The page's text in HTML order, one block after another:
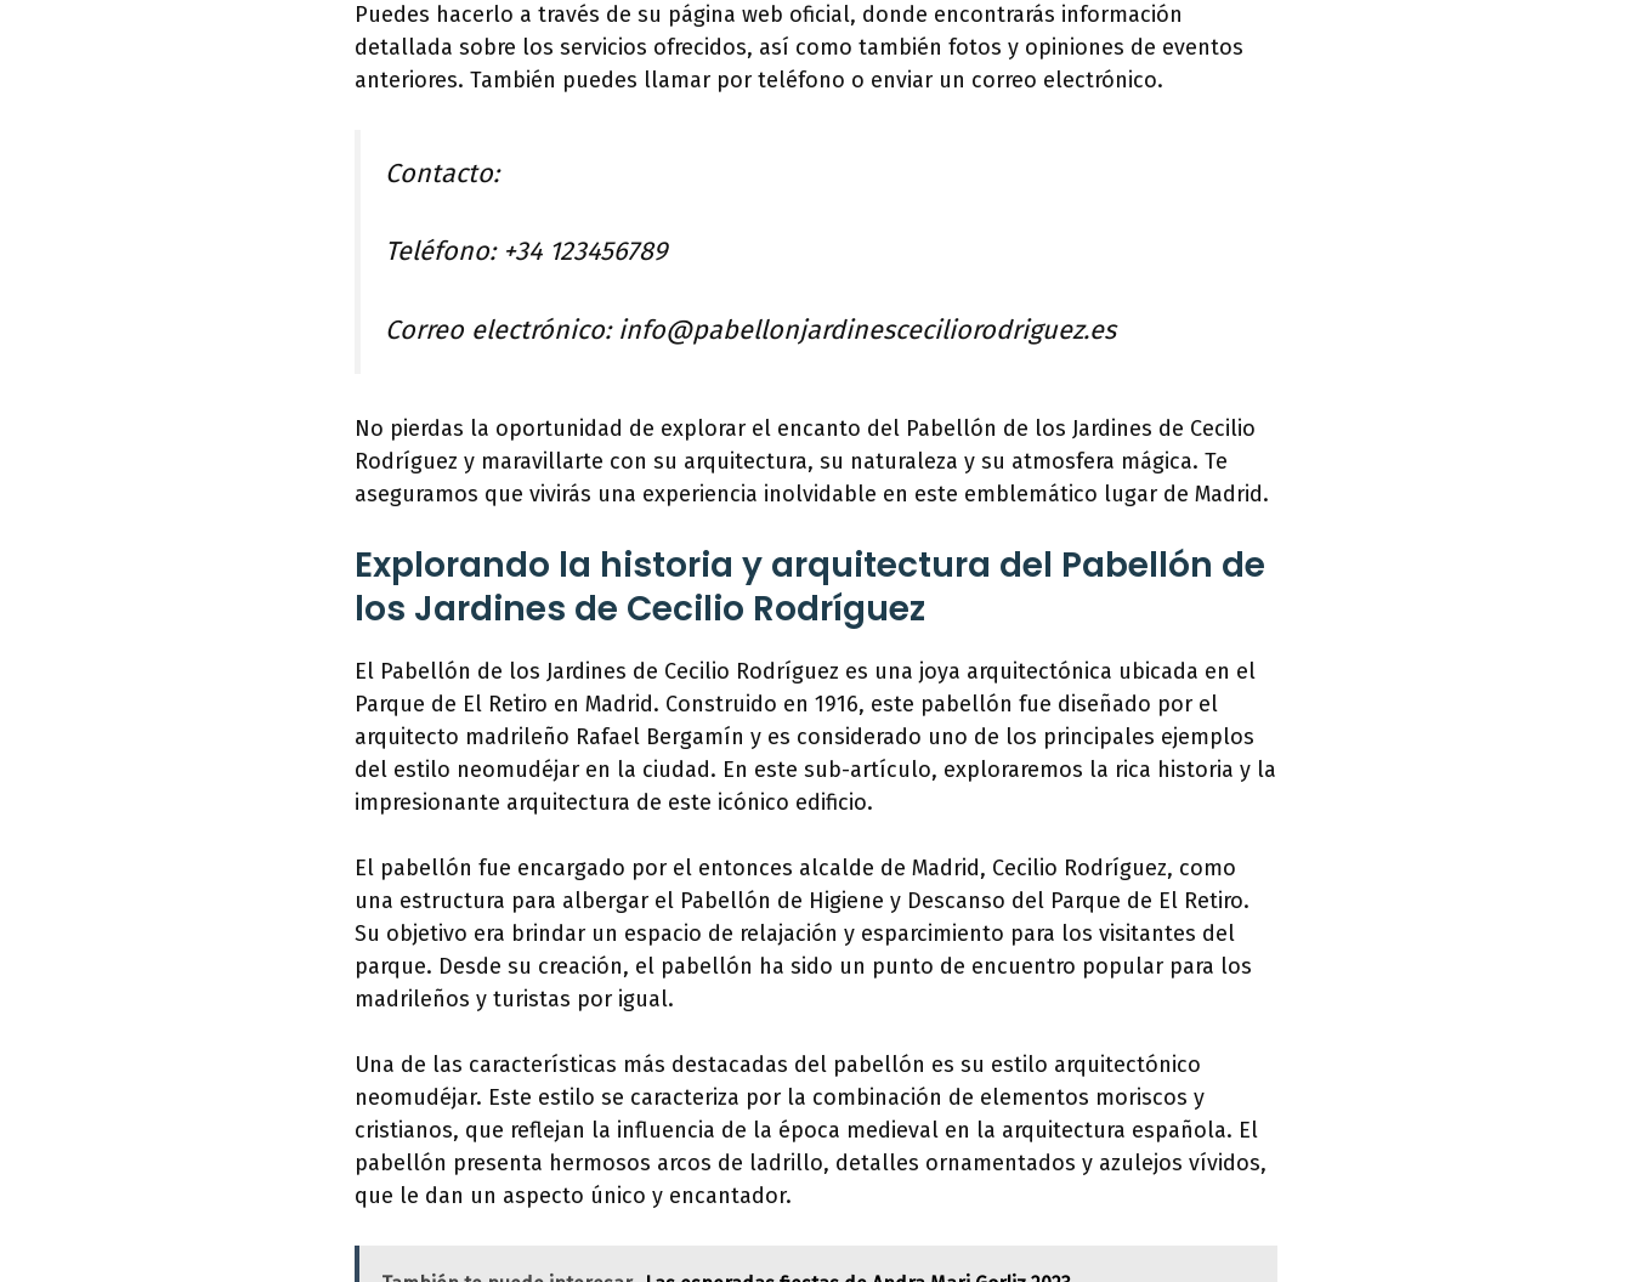
Puedes hacerlo a través de su página web oficial, donde encontrarás información
detallada sobre los servicios ofrecidos, así como también fotos y opiniones de eventos
anteriores. También puedes llamar por teléfono o enviar un correo electrónico.
Contacto:
Teléfono: +34 123456789
Correo electrónico: info@pabellonjardinesceciliorodriguez.es
No pierdas la oportunidad de explorar el encanto del Pabellón de los Jardines de Cecilio
Rodríguez y maravillarte con su arquitectura, su naturaleza y su atmosfera mágica. Te
aseguramos que vivirás una experiencia inolvidable en este emblemático lugar de Madrid.
Explorando la historia y arquitectura del Pabellón de
los Jardines de Cecilio Rodríguez
El Pabellón de los Jardines de Cecilio Rodríguez es una joya arquitectónica ubicada en el
Parque de El Retiro en Madrid. Construido en 1916, este pabellón fue diseñado por el
arquitecto madrileño Rafael Bergamín y es considerado uno de los principales ejemplos
del estilo neomudéjar en la ciudad. En este sub-artículo, exploraremos la rica historia y la
impresionante arquitectura de este icónico edificio.
El pabellón fue encargado por el entonces alcalde de Madrid, Cecilio Rodríguez, como
una estructura para albergar el Pabellón de Higiene y Descanso del Parque de El Retiro.
Su objetivo era brindar un espacio de relajación y esparcimiento para los visitantes del
parque. Desde su creación, el pabellón ha sido un punto de encuentro popular para los
madrileños y turistas por igual.
Una de las características más destacadas del pabellón es su estilo arquitectónico
neomudéjar. Este estilo se caracteriza por la combinación de elementos moriscos y
cristianos, que reflejan la influencia de la época medieval en la arquitectura española. El
pabellón presenta hermosos arcos de ladrillo, detalles ornamentados y azulejos vívidos,
que le dan un aspecto único y encantador.